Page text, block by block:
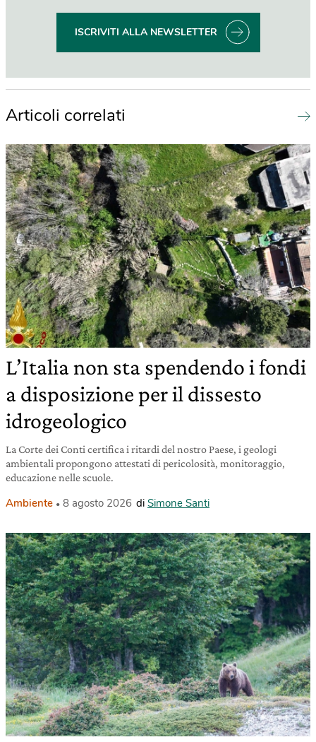
ISCRIVITI ALLA NEWSLETTER
Articoli correlati
L’Italia non sta spendendo i fondi
a disposizione per il dissesto
idrogeologico
La Corte dei Conti certifica i ritardi del nostro Paese, i geologi
ambientali propongono attestati di pericolosità, monitoraggio,
educazione nelle scuole.
Ambiente 8 agosto 2026 di Simone Santi